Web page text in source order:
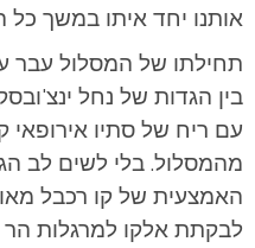
אותנו יחד איתו במשך כל
תחילתו של המסלול עבר
בין הגדות של נחל
עם ריח של סתיו אירופאי
מהמסלול. בלי לשים לב
האמצעית של קו רכבל
לבקתת אלקו למרגלות הר